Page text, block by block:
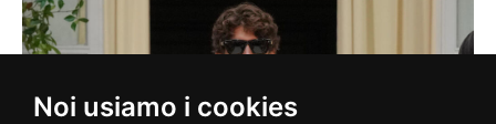
Noi usiamo i cookies